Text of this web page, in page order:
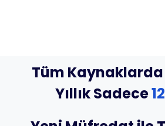
Tüm Kaynaklarda
Yıllık Sadece